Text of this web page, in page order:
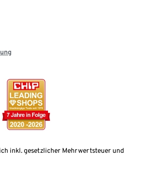
inkl. gesetzlicher Mehrwertsteuer und